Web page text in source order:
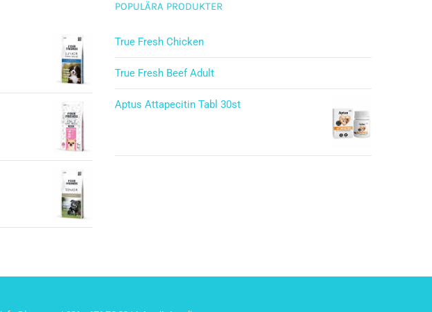
POPULÄRA PRODUKTER
True Fresh Chicken
True Fresh Beef Adult
Aptus Attapecitin Tabl 30st